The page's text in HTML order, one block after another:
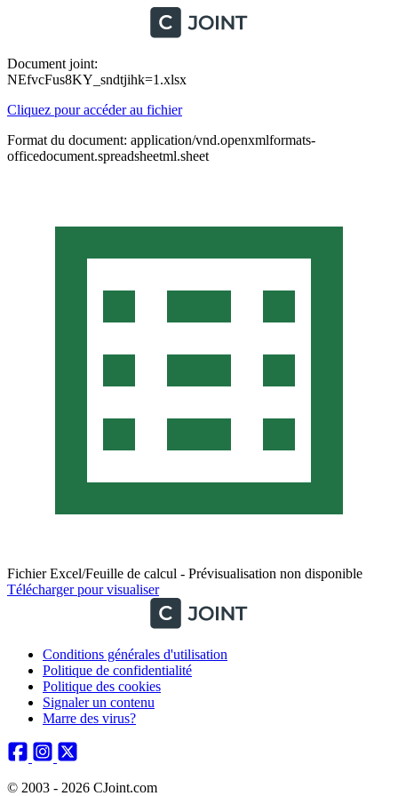
Document joint:
NEfvcFus8KY_sndtjihk=1.xlsx
Cliquez pour accéder au fichier
Format du document: application/vnd.openxmlformats-
officedocument.spreadsheetml.sheet
Fichier Excel/Feuille de calcul - Prévisualisation non disponible
Télécharger pour visualiser
Conditions générales d'utilisation
Politique de confidentialité
Politique des cookies
Signaler un contenu
Marre des virus?
© 2003 - 2026 CJoint.com